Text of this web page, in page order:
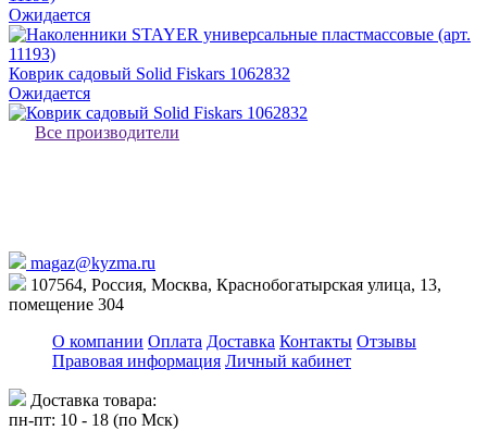
Ожидается
Коврик садовый Solid Fiskars 1062832
Ожидается
Все производители
magaz@kyzma.ru
107564, Россия, Москва, Краснобогатырская улица, 13,
помещение 304
О компании Оплата Доставка Контакты Отзывы
Правовая информация Личный кабинет
Доставка товара:
пн-пт: 10 - 18 (по Мск)